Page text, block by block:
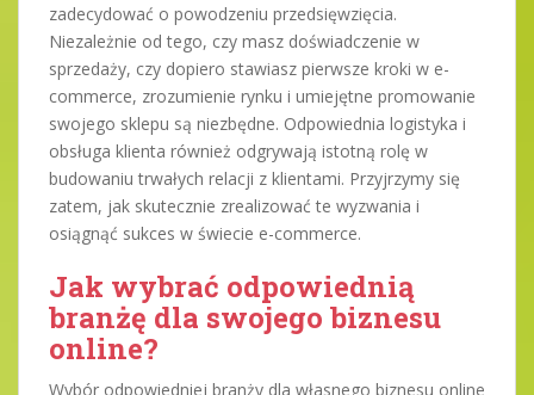
zadecydować o powodzeniu przedsięwzięcia.
Niezależnie od tego, czy masz doświadczenie w
sprzedaży, czy dopiero stawiasz pierwsze kroki w e-
commerce, zrozumienie rynku i umiejętne promowanie
swojego sklepu są niezbędne. Odpowiednia logistyka i
obsługa klienta również odgrywają istotną rolę w
budowaniu trwałych relacji z klientami. Przyjrzymy się
zatem, jak skutecznie zrealizować te wyzwania i
osiągnąć sukces w świecie e-commerce.
Jak wybrać odpowiednią
branżę dla swojego biznesu
online?
Wybór odpowiedniej branży dla własnego biznesu online